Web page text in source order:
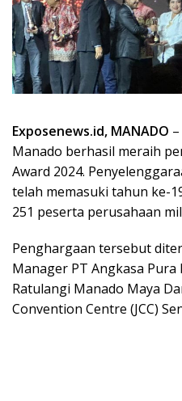
Exposenews.id, MANADO
Manado berhasil meraih
Award 2024.
telah memasuki tahun ke-
251 peserta perusahaan
Penghargaan tersebut
Manager PT Angkasa Pura
Ratulangi Manado Maya
Convention Centre (JCC)